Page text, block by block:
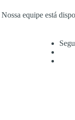
Nossa equipe está